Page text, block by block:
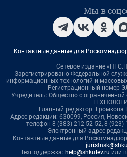
Мы в
Контактные данные для
Сетевое издание
Зарегистрировано Федеральной
информационных технологий и
Регистрационный номер
Учредитель: Общество с
Главный редактор: Громкова
Адрес редакции: 630099, Россия,
телефон 8 (383) 212-52-52, 8 (923)
Электронный адрес
Контактные данные для
Техподдержка: help@shkulev.ru или